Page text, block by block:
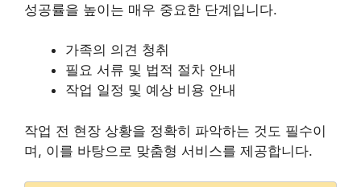
성공률을 높이는 매우 중요한 단계입니다.
가족의 의견 청취
필요 서류 및 법적 절차 안내
작업 일정 및 예상 비용 안내
작업 전 현장 상황을 정확히 파악하는 것도 필수이
며, 이를 바탕으로 맞춤형 서비스를 제공합니다.